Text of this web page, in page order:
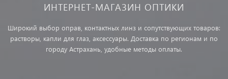
ИНТЕРНЕТ-МАГАЗИН ОПТИКИ
Широкий выбор оправ, контактных линз и сопутствующих товаров:
растворы, капли для глаз, аксессуары. Доставка по регионам и по
городу Астрахань, удобные методы оплаты.